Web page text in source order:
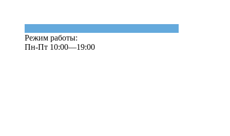
Режим работы:
Пн-Пт 10:00—19:00